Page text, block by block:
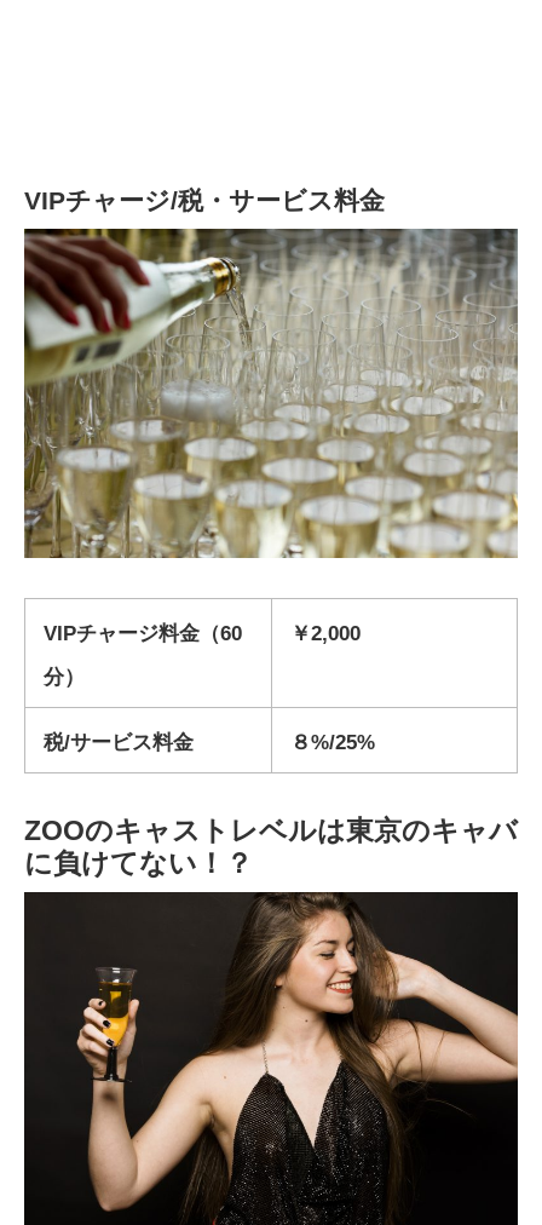
VIPチャージ/税・サービス料金
VIPチャージ料金（60
分）
￥2,000
税/サービス料金 ８%/25%
ZOOのキャストレベルは東京のキャバ
に負けてない！？